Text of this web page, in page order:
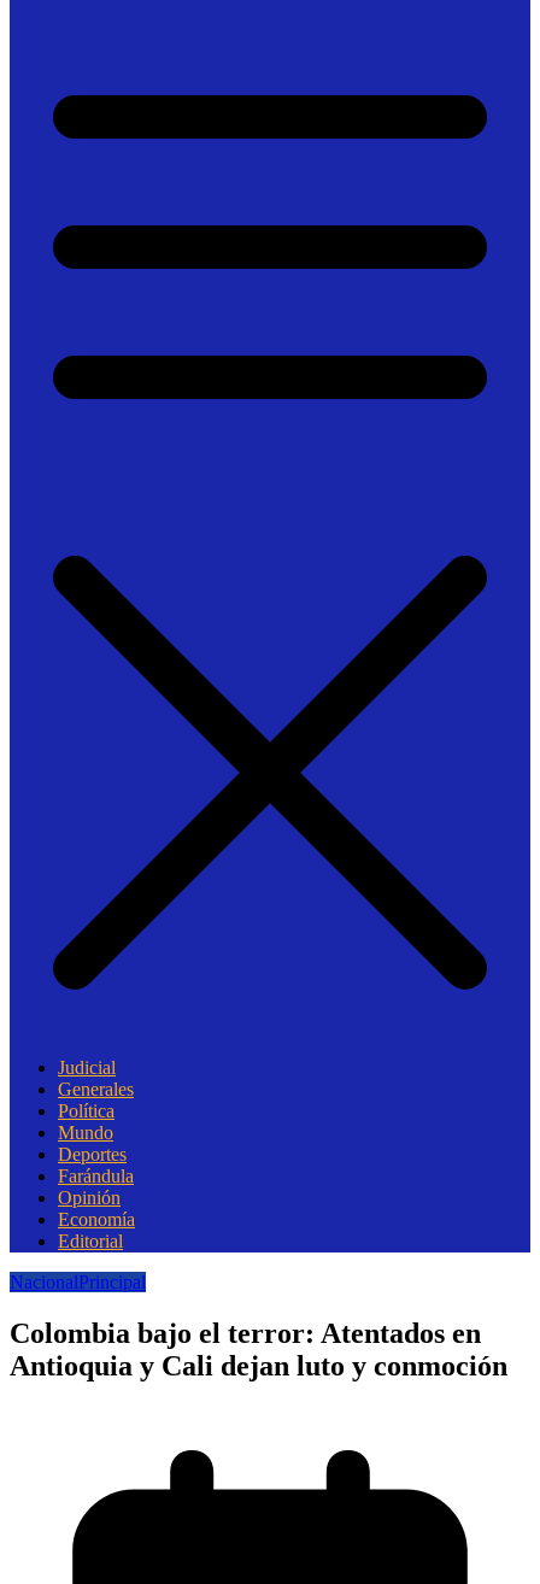
Judicial
Generales
Política
Mundo
Deportes
Farándula
Opinión
Economía
Editorial
NacionalPrincipal
Colombia bajo el terror: Atentados en
Antioquia y Cali dejan luto y conmoción